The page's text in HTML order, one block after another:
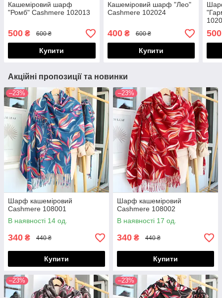
Кашеміровий шарф
"Ромб" Cashmere 102013
500 ₴ 600 ₴
Купити
Кашеміровий шарф "Лео"
Cashmere 102024
400₴ 600 ₴
Купити
500
Акційні пропозиції та новинки
–23%
Шарф кашеміровий
Cashmere 108001
В наявності 14 од.
340 ₴ 440 ₴
Купити
–23%
Шарф кашеміровий
Cashmere 108002
В наявності 17 од.
340 ₴ 440 ₴
Купити
–23% –23%